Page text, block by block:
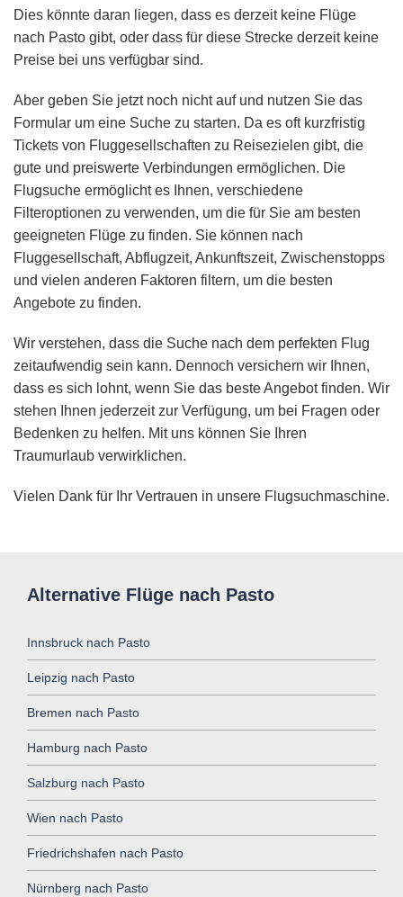
Dies könnte daran liegen, dass es derzeit keine Flüge
nach Pasto gibt, oder dass für diese Strecke derzeit keine
Preise bei uns verfügbar sind.
Aber geben Sie jetzt noch nicht auf und nutzen Sie das
Formular um eine Suche zu starten. Da es oft kurzfristig
Tickets von Fluggesellschaften zu Reisezielen gibt, die
gute und preiswerte Verbindungen ermöglichen. Die
Flugsuche ermöglicht es Ihnen, verschiedene
Filteroptionen zu verwenden, um die für Sie am besten
geeigneten Flüge zu finden. Sie können nach
Fluggesellschaft, Abflugzeit, Ankunftszeit, Zwischenstopps
und vielen anderen Faktoren filtern, um die besten
Angebote zu finden.
Wir verstehen, dass die Suche nach dem perfekten Flug
zeitaufwendig sein kann. Dennoch versichern wir Ihnen,
dass es sich lohnt, wenn Sie das beste Angebot finden. Wir
stehen Ihnen jederzeit zur Verfügung, um bei Fragen oder
Bedenken zu helfen. Mit uns können Sie Ihren
Traumurlaub verwirklichen.
Vielen Dank für Ihr Vertrauen in unsere Flugsuchmaschine.
Alternative Flüge nach Pasto
Innsbruck nach Pasto
Leipzig nach Pasto
Bremen nach Pasto
Hamburg nach Pasto
Salzburg nach Pasto
Wien nach Pasto
Friedrichshafen nach Pasto
Nürnberg nach Pasto